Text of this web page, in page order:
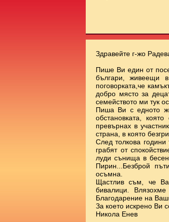
Здравейте г-жо
Пише Ви един от
българи, живеещи
поговорката,че
добро място за
семейството ми тук
Пиша Ви с едното
обстановката,
превърнах в
страна, в която
След толкова
грабят от
луди сънища в
Пирин...Безброй
осъмна.
Щастлив съм, че
бивалици.
Благодарение на
За което искрено Ви
Никола Енев